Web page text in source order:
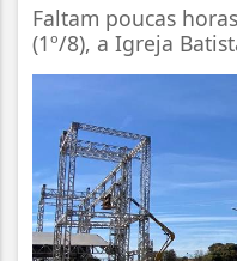
Faltam poucas
(1º/8), a Igreja